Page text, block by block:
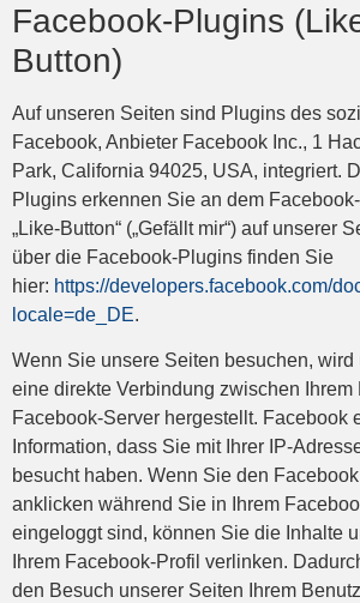
Facebook-Plugins
Button)
Auf unseren Seiten sind Plugins des
Facebook, Anbieter Facebook Inc., 1
Park, California 94025, USA, integriert.
Plugins erkennen Sie an dem
„Like-Button“ („Gefällt mir“) auf unserer
über die Facebook-Plugins finden Sie
hier: https://developers.facebook.com/
locale=de_DE.
Wenn Sie unsere Seiten besuchen, wird
eine direkte Verbindung zwischen Ihrem
Facebook-Server hergestellt. Facebook
Information, dass Sie mit Ihrer IP-
besucht haben. Wenn Sie den Facebook
anklicken während Sie in Ihrem
eingeloggt sind, können Sie die Inhalte
Ihrem Facebook-Profil verlinken.
den Besuch unserer Seiten Ihrem